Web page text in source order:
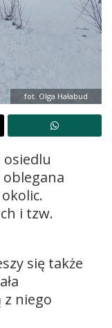
fot. Olga Hałabud
i tzw.
się także
z niego